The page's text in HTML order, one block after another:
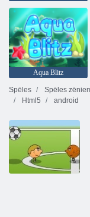
Aqua Blitz
Spēles
Spēles
Html5
android